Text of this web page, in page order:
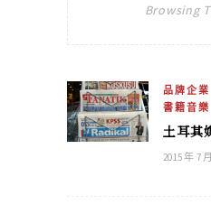
Browsing
品牌企業
書籍音樂
土耳其
2015 年 7